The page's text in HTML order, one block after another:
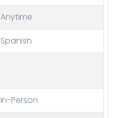
Anytime
Spanish
In-Person